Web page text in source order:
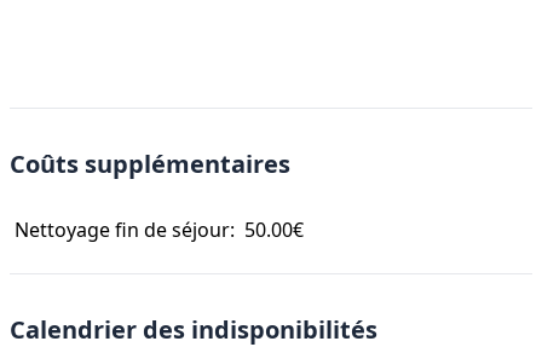
Coûts supplémentaires
Nettoyage fin de séjour: 50.00€
Calendrier des indisponibilités